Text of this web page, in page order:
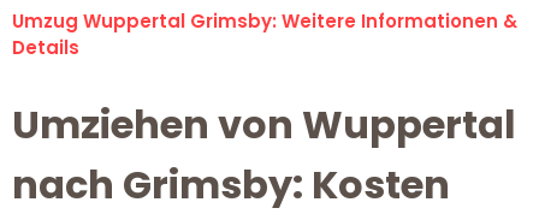
Umzug Wuppertal Grimsby: Weitere Informationen &
Details
Umziehen von Wuppertal
nach Grimsby: Kosten